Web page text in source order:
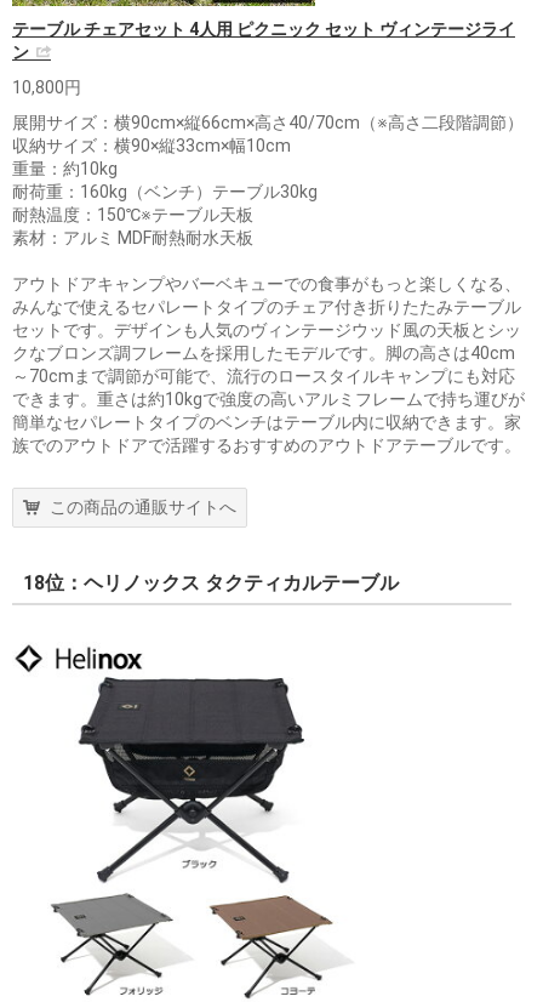
テーブル チェアセット 4人用 ピクニック セット ヴィンテージライ
ン
10,800円
展開サイズ：横90cm×縦66cm×高さ40/70cm（※高さ二段階調節）
収納サイズ：横90×縦33cm×幅10cm
重量：約10kg
耐荷重：160kg（ベンチ）テーブル30kg
耐熱温度：150℃※テーブル天板
素材：アルミ MDF耐熱耐水天板
アウトドアキャンプやバーベキューでの食事がもっと楽しくなる、
みんなで使えるセパレートタイプのチェア付き折りたたみテーブル
セットです。デザインも人気のヴィンテージウッド風の天板とシッ
クなブロンズ調フレームを採用したモデルです。脚の高さは40cm
～70cmまで調節が可能で、流行のロースタイルキャンプにも対応
できます。重さは約10kgで強度の高いアルミフレームで持ち運びが
簡単なセパレートタイプのベンチはテーブル内に収納できます。家
族でのアウトドアで活躍するおすすめのアウトドアテーブルです。
この商品の通販サイトへ
18位：ヘリノックス タクティカルテーブル